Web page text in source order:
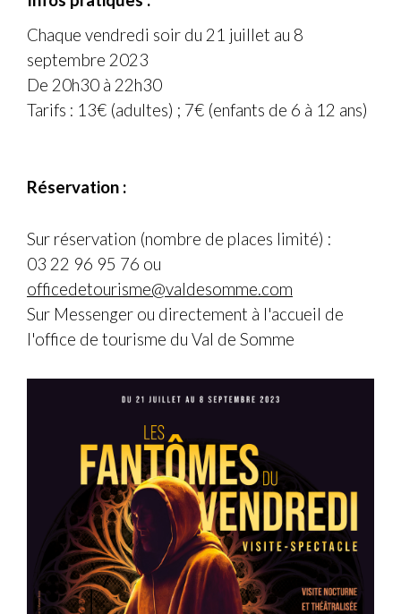
Chaque vendredi soir du 21 juillet au 8
septembre 2023
De 20h30 à 22h30
Tarifs : 13€ (adultes) ; 7€ (enfants de 6 à 12 ans)
Réservation :
Sur réservation (nombre de places limité) :
03 22 96 95 76 ou
officedetourisme@valdesomme.com
Sur Messenger ou directement à l'accueil de
l'office de tourisme du Val de Somme